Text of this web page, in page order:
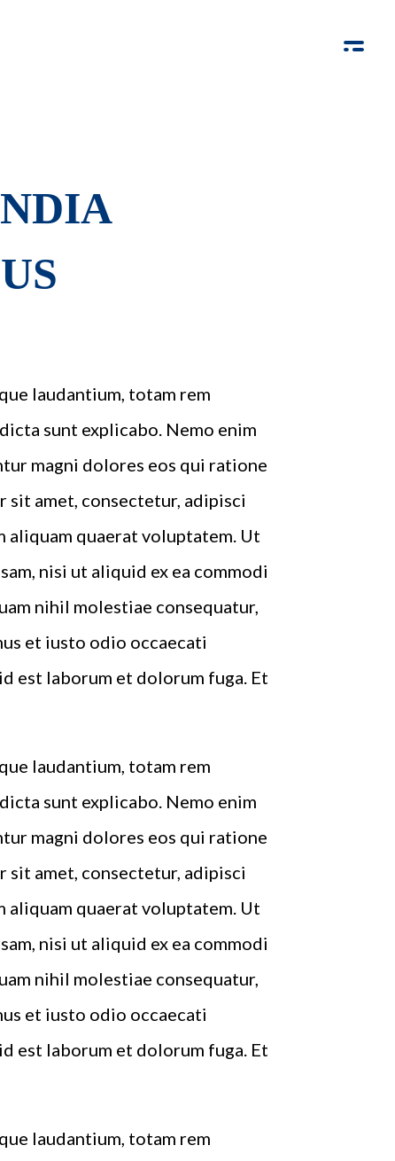
laudantium, totam rem
sunt explicabo. Nemo enim
magni dolores eos qui ratione
sit amet, consectetur, adipisci
aliquam quaerat voluptatem. Ut
nisi ut aliquid ex ea commodi
nihil molestiae consequatur,
et iusto odio occaecati
est laborum et dolorum fuga. Et
laudantium, totam rem
sunt explicabo. Nemo enim
magni dolores eos qui ratione
sit amet, consectetur, adipisci
aliquam quaerat voluptatem. Ut
nisi ut aliquid ex ea commodi
nihil molestiae consequatur,
et iusto odio occaecati
est laborum et dolorum fuga. Et
laudantium, totam rem